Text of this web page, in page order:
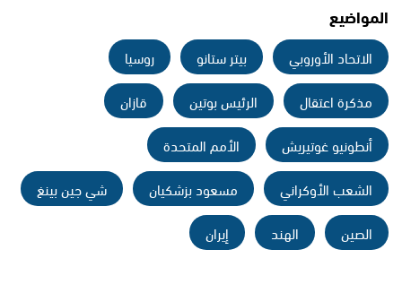
المواضيع
الاتحاد الأوروبي بيتر ستانو
روسيا
مذكرة اعتقال
الرئيس بوتين
قازان
أنطونيو غوتيريش
الأمم المتحدة
الشعب الأوكراني
مسعود بزشكيان
شي جين بينغ
الصين
الهند إيران